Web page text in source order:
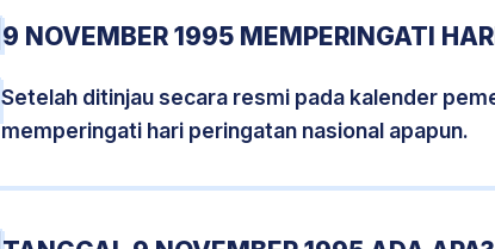
9 NOVEMBER 1995 MEMPERINGATI
Setelah ditinjau secara resmi pada kalender
memperingati hari peringatan nasional apapun.